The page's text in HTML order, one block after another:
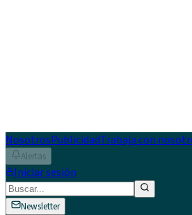
NosotrosPublicidadTrabaja con
Alertas
Iniciar sesión
Newsletter